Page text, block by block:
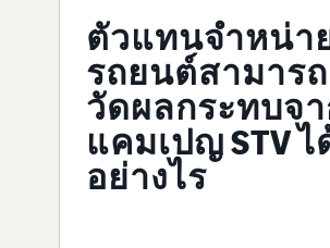
ตัวแทนจำหน่า
รถยนต์สามารถ
วัดผลกระทบจ
แคมเปญ STV ไ
อย่างไร